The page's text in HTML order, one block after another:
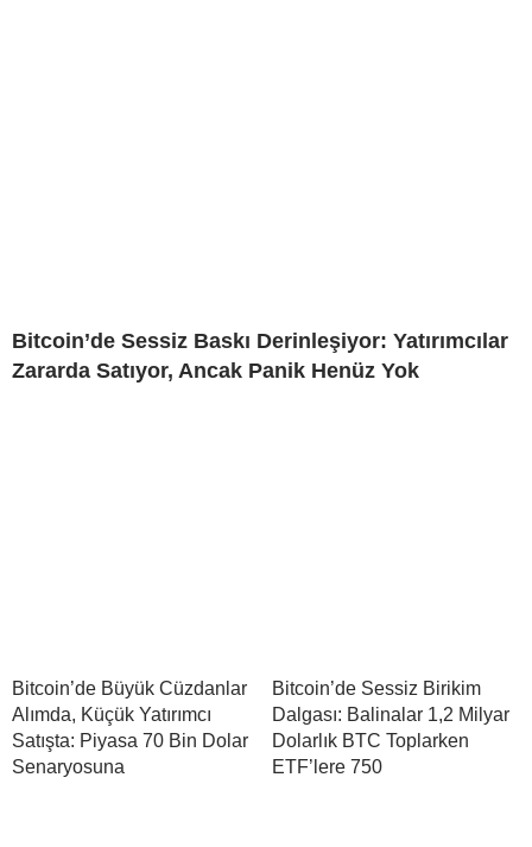
Bitcoin’de Sessiz Baskı Derinleşiyor: Yatırımcılar
Zararda Satıyor, Ancak Panik Henüz Yok
Bitcoin’de Büyük Cüzdanlar
Alımda, Küçük Yatırımcı
Satışta: Piyasa 70 Bin Dolar
Senaryosuna
Bitcoin’de Sessiz Birikim
Dalgası: Balinalar 1,2 Milyar
Dolarlık BTC Toplarken
ETF’lere 750